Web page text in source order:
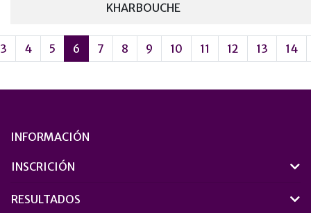
KHARBOUCHE
3 4 5 6 7 8 9 10 11 12 13 14
INFORMACIÓN
INSCRICIÓN
RESULTADOS